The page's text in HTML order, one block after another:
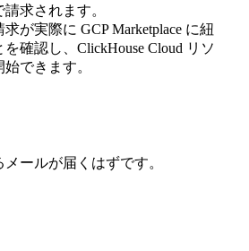
求されます。
が実際に GCP Marketplace に紐
確認し、ClickHouse Cloud リソ
できます。
ールが届くはずです。